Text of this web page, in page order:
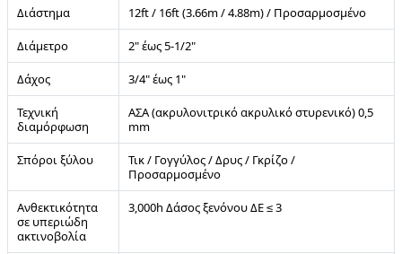
Διάστημα 12ft / 16ft (3.66m / 4.88m) / Προσαρμοσμένο
Διάμετρο 2" έως 5-1/2"
Δάχος 3/4" έως 1"
Τεχνική
διαμόρφωση
ΑΣΑ (ακρυλονιτρικό ακρυλικό στυρενικό) 0,5
mm
Σπόροι ξύλου
Τικ / Γογγύλος / Δρυς / Γκρίζο /
Προσαρμοσμένο
Ανθεκτικότητα
σε υπεριώδη
ακτινοβολία
3,000h Δάσος ξενόνου ΔE ≤ 3